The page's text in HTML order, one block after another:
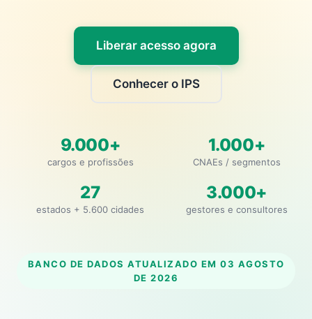
Liberar acesso agora
Conhecer o IPS
9.000+
cargos e profissões
1.000+
CNAEs / segmentos
27
estados + 5.600 cidades
3.000+
gestores e consultores
BANCO DE DADOS ATUALIZADO EM 03 AGOSTO
DE 2026